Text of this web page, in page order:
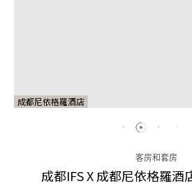
成都尼依格羅酒店
客房和套房
成都IFS X 成都尼依格羅酒